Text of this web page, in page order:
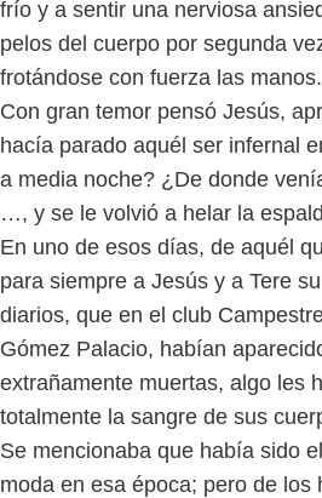
frío y a sentir una nerviosa
pelos del cuerpo por segunda
frotándose con fuerza las manos.
Con gran temor pensó Jesús,
hacía parado aquél ser infernal
a media noche? ¿De donde
…, y se le volvió a helar la
En uno de esos días, de aquél
para siempre a Jesús y a Tere
diarios, que en el club
Gómez Palacio, habían
extrañamente muertas, algo les
totalmente la sangre de sus
Se mencionaba que había sido
moda en esa época; pero de los